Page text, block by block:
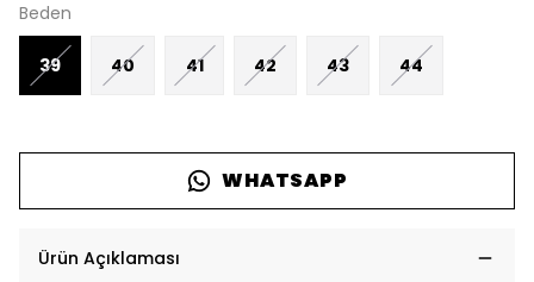
Beden
39 40 41 42 43 44
WHATSAPP
Ürün Açıklaması